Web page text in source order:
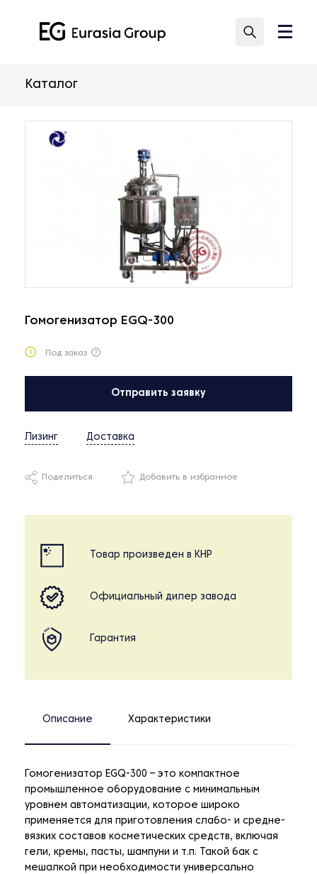
Каталог
Гомогенизатор EGQ-300
Под заказ
Отправить заявку
Лизинг Доставка
Поделиться Добавить в избранное
Товар произведен в КНР
Официальный дилер завода
Гарантия
Описание Характеристики
Гомогенизатор EGQ-300 – это компактное
промышленное оборудование с минимальным
уровнем автоматизации, которое широко
применяется для приготовления слабо- и средне-
вязких составов косметических средств, включая
гели, кремы, пасты, шампуни и т.п. Такой бак с
мешалкой при необходимости универсально